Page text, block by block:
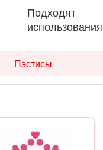
Подходят
использования
Пэстисы